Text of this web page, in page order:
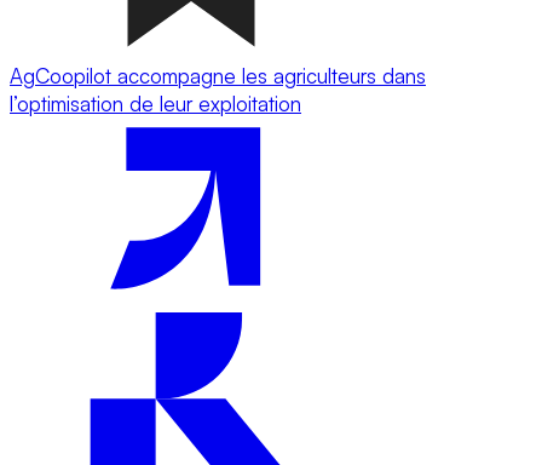
AgCoopilot accompagne les agriculteurs dans
l’optimisation de leur exploitation